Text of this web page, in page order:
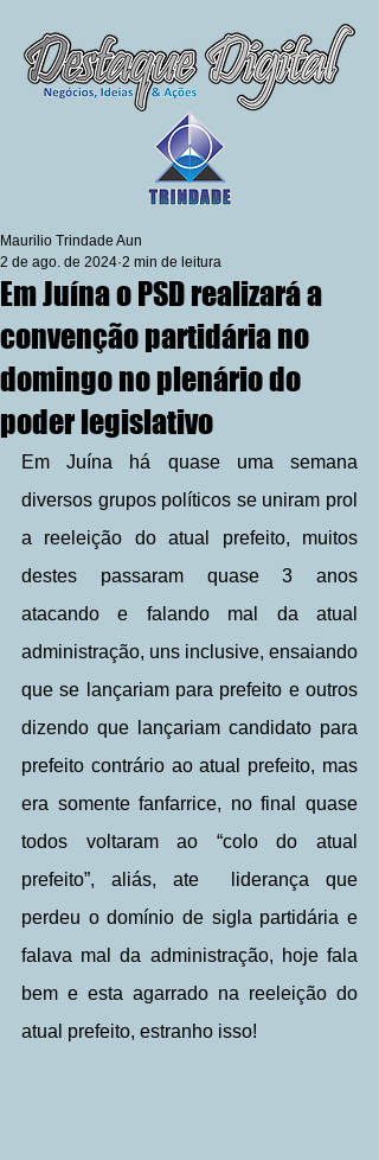
Em Juína o PSD realizará a
convenção partidária no
domingo no plenário do
poder legislativo
Maurilio Trindade Aun
2 de ago. de 2024 2 min de leitura
Em Juína há quase uma semana
diversos grupos políticos se uniram prol
a reeleição do atual prefeito, muitos
destes passaram quase 3 anos
atacando e falando mal da atual
administração, uns inclusive, ensaiando
que se lançariam para prefeito e outros
dizendo que lançariam candidato para
prefeito contrário ao atual prefeito, mas
era somente fanfarrice, no final quase
todos voltaram ao “colo do atual
prefeito”, aliás, ate  liderança que
perdeu o domínio de sigla partidária e
falava mal da administração, hoje fala
bem e esta agarrado na reeleição do
atual prefeito, estranho isso!